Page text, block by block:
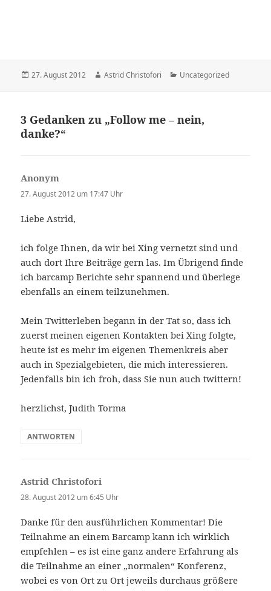
Veröffentlicht
27. August 2012 Autor
Astrid Christofori Kategorien
Uncategorized
3 Gedanken zu „Follow me – nein,
danke?“
Anonym
27. August 2012 um 17:47 Uhr
Liebe Astrid,
ich folge Ihnen, da wir bei Xing vernetzt sind und
auch dort Ihre Beiträge gern las. Im Übrigend finde
ich barcamp Berichte sehr spannend und überlege
ebenfalls an einem teilzunehmen.
Mein Twitterleben begann in der Tat so, dass ich
zuerst meinen eigenen Kontakten bei Xing folgte,
heute ist es mehr im eigenen Themenkreis aber
auch in Spezialgebieten, die mich interessieren.
Jedenfalls bin ich froh, dass Sie nun auch twittern!
herzlichst, Judith Torma
ANTWORTEN
Astrid Christofori
28. August 2012 um 6:45 Uhr
Danke für den ausführlichen Kommentar! Die
Teilnahme an einem Barcamp kann ich wirklich
empfehlen – es ist eine ganz andere Erfahrung als
die Teilnahme an einer „normalen“ Konferenz,
wobei es von Ort zu Ort jeweils durchaus größere